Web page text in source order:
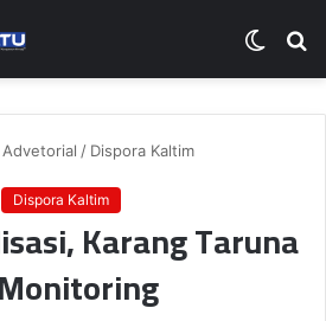
Switch
skin
Advetorial / Dispora Kaltim
Dispora Kaltim
Karang Taruna